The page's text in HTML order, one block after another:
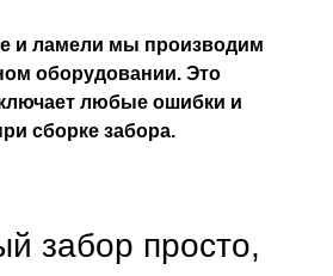
и ламели мы производим
оборудовании. Это
любые ошибки и
сборке забора.
забор просто,